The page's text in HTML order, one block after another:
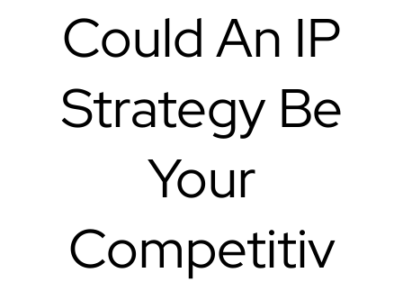
Could An IP
Strategy Be
Your
Competitiv